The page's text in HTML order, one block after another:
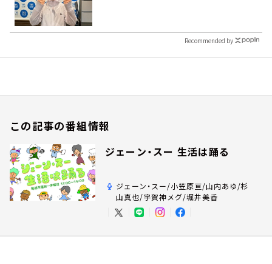
Recommended by
この記事の番組情報
ジェーン・スー 生活は踊る
ジェーン・スー/小笠原亘/山内あゆ/杉
山真也/宇賀神メグ/堀井美香